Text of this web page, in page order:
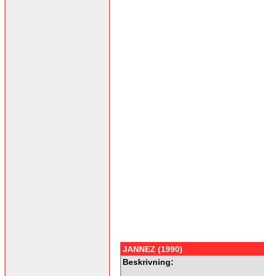
JANNEZ (1990)
Beskrivning: